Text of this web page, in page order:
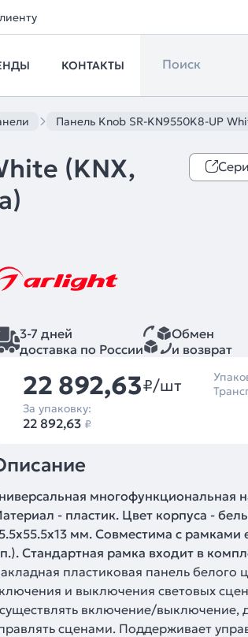
КОНТАКТЫ
Панель Knob SR-KN9550K8-UP
(KNX,
3-7 дней
доставка по России
Обмен
и возврат
22 892,63₽/шт
За упаковку:
22 892,63 ₽
многофункциональная
- пластик. Цвет корпуса -
мм. Совместима с рамками
Стандартная рамка входит в
пластиковая панель
и выключения световых
включение/
сценами. Поддерживает